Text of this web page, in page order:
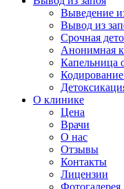
Выведение
Вывод из
Срочная
Анонимная
Капельница
Кодирование
О клинике
Цена
Врачи
О нас
Отзывы
Контакты
Лицензии
Фотогалерея